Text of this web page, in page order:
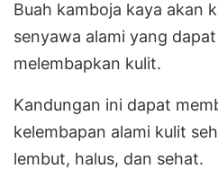
Buah kamboja kaya akan
senyawa alami yang
melembapkan kulit.
Kandungan ini dapat
kelembapan alami kulit
lembut, halus, dan sehat.